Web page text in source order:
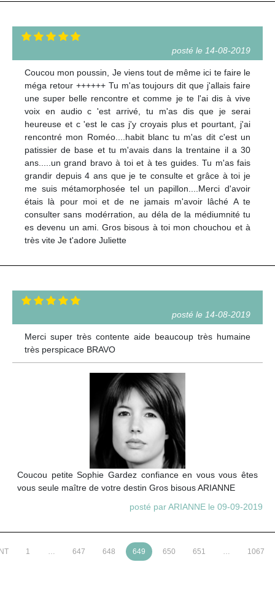
posté le 14-08-2019
Coucou mon poussin, Je viens tout de même ici te faire le
méga retour ++++++ Tu m'as toujours dit que j'allais faire
une super belle rencontre et comme je te l'ai dis à vive
voix en audio c 'est arrivé, tu m'as dis que je serai
heureuse et c 'est le cas j'y croyais plus et pourtant, j'ai
rencontré mon Roméo....habit blanc tu m'as dit c'est un
patissier de base et tu m'avais dans la trentaine il a 30
ans.....un grand bravo à toi et à tes guides. Tu m'as fais
grandir depuis 4 ans que je te consulte et grâce à toi je
me suis métamorphosée tel un papillon....Merci d'avoir
étais là pour moi et de ne jamais m'avoir lâché A te
consulter sans modérration, au déla de la médiumnité tu
es devenu un ami. Gros bisous à toi mon chouchou et à
très vite Je t'adore Juliette
posté le 14-08-2019
Merci super très contente aide beaucoup très humaine
très perspicace BRAVO
Coucou petite Sophie Gardez confiance en vous vous êtes
vous seule maître de votre destin Gros bisous ARIANNE
posté par ARIANNE le 09-09-2019
1 647 648 649 650 651 1067